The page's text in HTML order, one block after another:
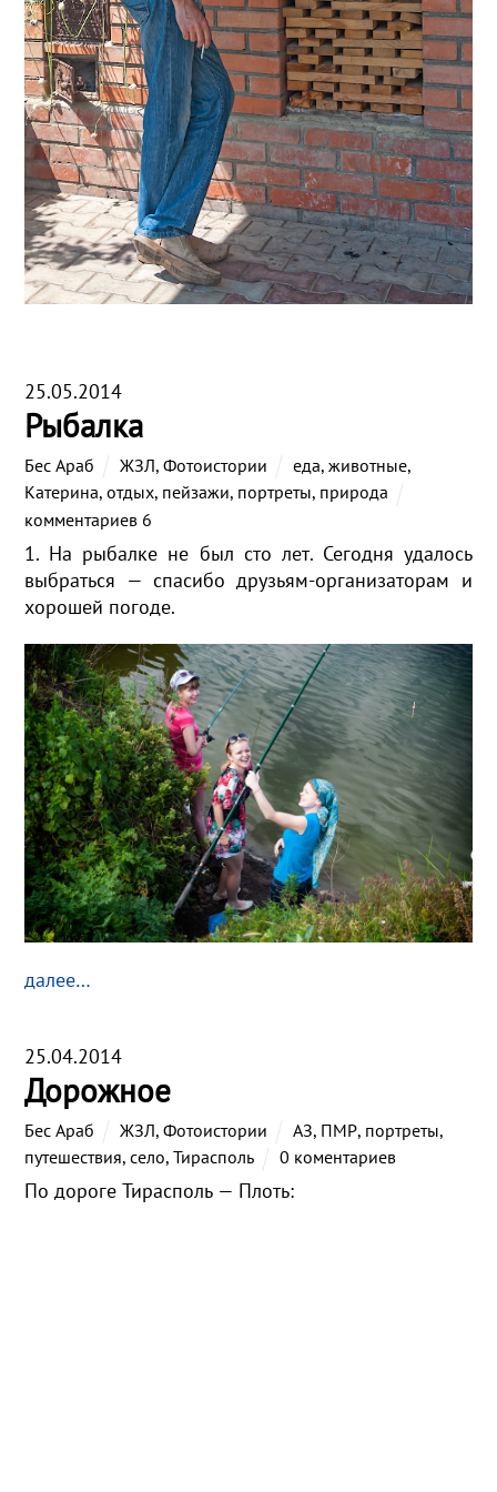
25.05.2014
Рыбалка
Бес Араб ЖЗЛ,Фотоистории еда, животные,
Катерина,отдых, пейзажи, портреты, природа
комментариев 6
1. На рыбалке не был сто лет. Сегодня удалось
выбраться — спасибо друзьям-организаторам и
хорошей погоде.
далее…
25.04.2014
Дорожное
Бес Араб ЖЗЛ,Фотоистории АЗ, ПМР, портреты,
путешествия,село,Тирасполь 0 коментариев
По дороге Тирасполь — Плоть: